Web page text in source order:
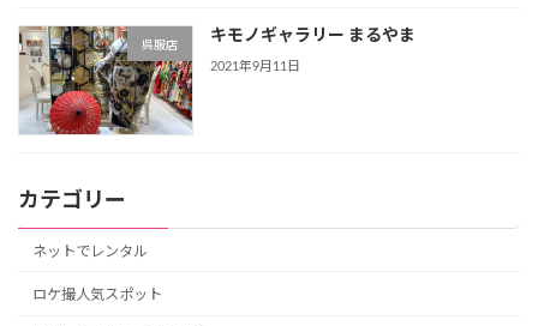
呉服店
キモノギャラリー まるやま
2021年9月11日
カテゴリー
ネットでレンタル
ロケ撮人気スポット